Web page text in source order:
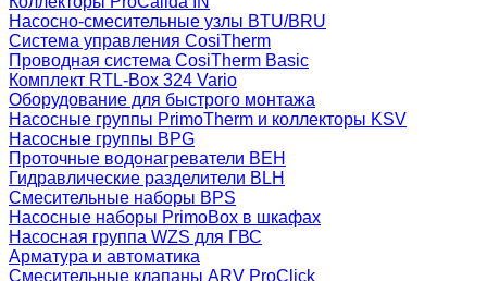
Насосно-смесительные узлы BTU/BRU
Система управления CosiTherm
Проводная система CosiTherm Basic
Комплект RTL‑Box 324 Vario
Оборудование для быстрого монтажа
Насосные группы PrimoTherm и коллекторы KSV
Насосные группы BPG
Проточные водонагреватели BEH
Гидравлические разделители BLH
Смесительные наборы BPS
Насосные наборы PrimoBox в шкафах
Насосная группа WZS для ГВС
Арматура и автоматика
Смесительные клапаны ARV ProClick